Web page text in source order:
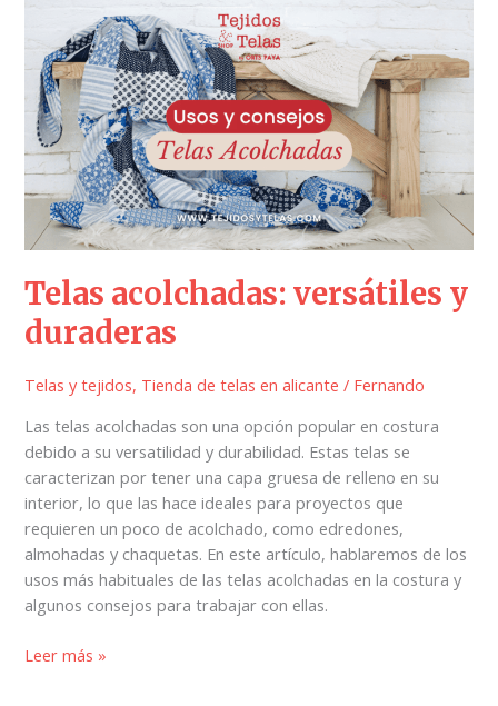
Telas acolchadas: versátiles y
duraderas
Telas y tejidos, Tienda de telas en alicante / Fernando
Las telas acolchadas son una opción popular en costura
debido a su versatilidad y durabilidad. Estas telas se
caracterizan por tener una capa gruesa de relleno en su
interior, lo que las hace ideales para proyectos que
requieren un poco de acolchado, como edredones,
almohadas y chaquetas. En este artículo, hablaremos de los
usos más habituales de las telas acolchadas en la costura y
algunos consejos para trabajar con ellas.
acolchadas:
versátiles
y
duraderas
Leer más »